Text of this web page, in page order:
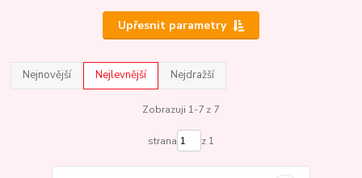
Upřesnit parametry
Nejnovější Nejlevnější Nejdražší
Zobrazuji 1-7 z 7
strana z 1